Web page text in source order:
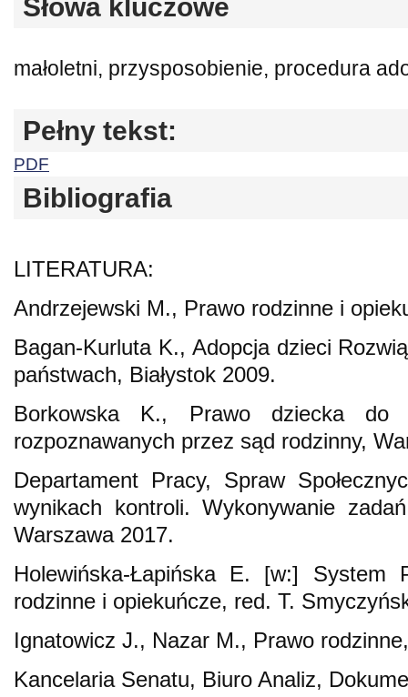
Słowa kluczowe
małoletni, przysposobienie, procedura
Pełny tekst:
PDF
Bibliografia
LITERATURA:
Andrzejewski M., Prawo rodzinne i
Bagan-Kurluta K., Adopcja dzieci
państwach, Białystok 2009.
Borkowska K., Prawo dziecka do
rozpoznawanych przez sąd rodzinny,
Departament Pracy, Spraw
wynikach kontroli. Wykonywanie
Warszawa 2017.
Holewińska-Łapińska E. [w:] System
rodzinne i opiekuńcze, red. T.
Ignatowicz J., Nazar M., Prawo
Kancelaria Senatu, Biuro Analiz,